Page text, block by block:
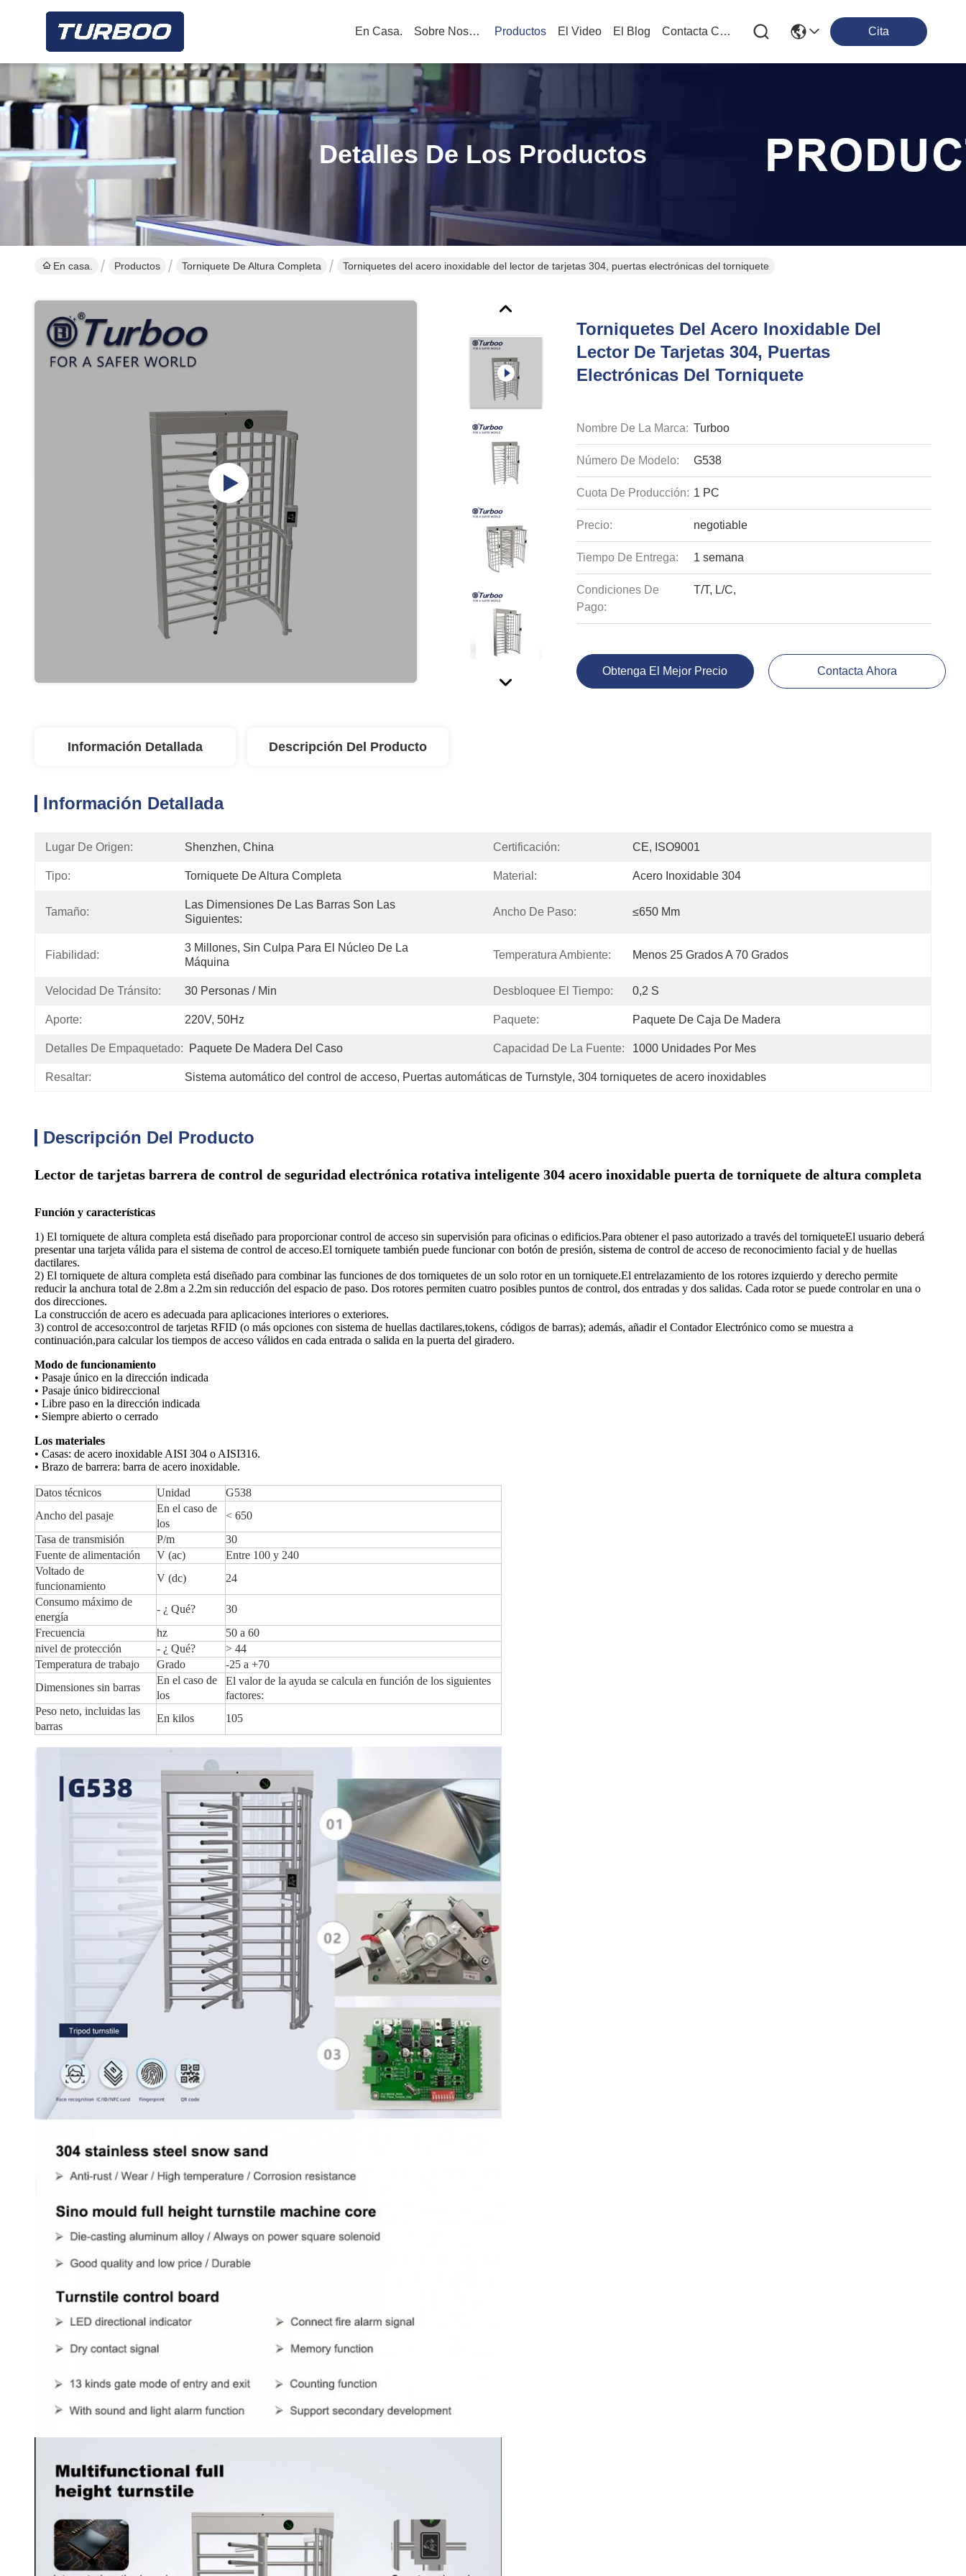
En Casa. Sobre Nosotros Productos El Video El Blog Contacta Con Nosotros Cita
Detalles De Los Productos
En casa. Productos Torniquete De Altura Completa Torniquetes del acero inoxidable del lector de tarjetas 304, puertas electrónicas del torniquete
Torniquetes Del Acero Inoxidable Del
Lector De Tarjetas 304, Puertas
Electrónicas Del Torniquete
Nombre De La Marca: Turboo
Número De Modelo: G538
Cuota De Producción: 1 PC
Precio: negotiable
Tiempo De Entrega: 1 semana
Condiciones De
Pago:
T/T, L/C,
Obtenga El Mejor Precio Contacta Ahora
Información Detallada Descripción Del Producto
Información Detallada
Lugar De Origen: Shenzhen, China Certificación: CE, ISO9001
Tipo: Torniquete De Altura Completa Material: Acero Inoxidable 304
Tamaño:
Las Dimensiones De Las Barras Son Las
Siguientes:
Ancho De Paso: ≤650 Mm
Fiabilidad:
3 Millones, Sin Culpa Para El Núcleo De La
Máquina
Temperatura Ambiente: Menos 25 Grados A 70 Grados
Velocidad De Tránsito: 30 Personas / Min Desbloquee El Tiempo: 0,2 S
Aporte: 220V, 50Hz Paquete: Paquete De Caja De Madera
Detalles De Empaquetado: Paquete De Madera Del Caso Capacidad De La Fuente: 1000 Unidades Por Mes
Resaltar: Sistema automático del control de acceso, Puertas automáticas de Turnstyle, 304 torniquetes de acero inoxidables
Descripción Del Producto
Lector de tarjetas barrera de control de seguridad electrónica rotativa inteligente 304 acero inoxidable puerta de torniquete de altura completa
Función y características
1) El torniquete de altura completa está diseñado para proporcionar control de acceso sin supervisión para oficinas o edificios.Para obtener el paso autorizado a través del torniqueteEl usuario deberá
presentar una tarjeta válida para el sistema de control de acceso.El torniquete también puede funcionar con botón de presión, sistema de control de acceso de reconocimiento facial y de huellas
dactilares.
2) El torniquete de altura completa está diseñado para combinar las funciones de dos torniquetes de un solo rotor en un torniquete.El entrelazamiento de los rotores izquierdo y derecho permite
reducir la anchura total de 2.8m a 2.2m sin reducción del espacio de paso. Dos rotores permiten cuatro posibles puntos de control, dos entradas y dos salidas. Cada rotor se puede controlar en una o
dos direcciones.
La construcción de acero es adecuada para aplicaciones interiores o exteriores.
3) control de acceso:control de tarjetas RFID (o más opciones con sistema de huellas dactilares,tokens, códigos de barras); además, añadir el Contador Electrónico como se muestra a
continuación,para calcular los tiempos de acceso válidos en cada entrada o salida en la puerta del giradero.
Modo de funcionamiento
• Pasaje único en la dirección indicada
• Pasaje único bidireccional
• Libre paso en la dirección indicada
• Siempre abierto o cerrado
Los materiales
• Casas: de acero inoxidable AISI 304 o AISI316.
• Brazo de barrera: barra de acero inoxidable.
Datos técnicos Unidad
G538
Ancho del pasaje
En el caso de
los
< 650
Tasa de transmisión
P/m
30
Fuente de alimentación
V (ac)
Entre 100 y 240
Voltado de
funcionamiento
V (dc)
24
Consumo máximo de
energía
- ¿ Qué?
30
Frecuencia
hz
50 a 60
nivel de protección
- ¿ Qué?
> 44
Temperatura de trabajo
Grado
-25 a +70
Dimensiones sin barras
En el caso de
los
El valor de la ayuda se calcula en función de los siguientes
factores:
Peso neto, incluidas las
barras
En kilos 105